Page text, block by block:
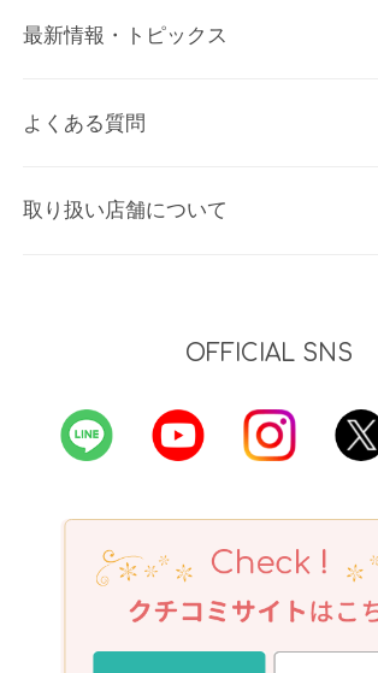
最新情報・トピックス
よくある質問
取り扱い店舗について
OFFICIAL SNS